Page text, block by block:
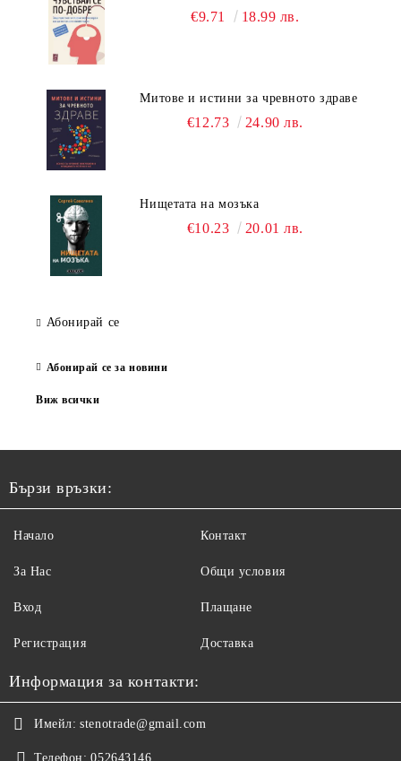
€9.71 18.99 лв.
Митове и истини за чревното здраве
€12.73 24.90 лв.
Нищетата на мозъка
€10.23 20.01 лв.
Абонирай се
Абонирай се за новини
Виж всички
Бързи връзки:
Начало
За Нас
Вход
Регистрация
Контакт
Общи условия
Плащане
Доставка
Информация за контакти:
Имейл: stenotrade@gmail.com
Телефон: 052643146